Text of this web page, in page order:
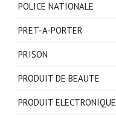
POLICE NATIONALE
PRET-A-PORTER
PRISON
PRODUIT DE BEAUTE
PRODUIT ELECTRONIQUE